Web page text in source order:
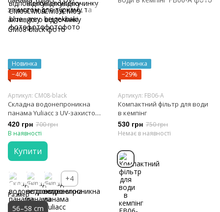
Новинка
−40%
Артикул: CM08-black
Складна водонепроникна
панама Yuliacc з UV-захистом
для туризму та активного
відпочинку
420 грн 700 грн
В наявності
Купити
+4
Размер
56–58 cm
Новинка
−29%
Артикул: FB06-A
Компактний фільтр для води
в кемпінг
530 грн 750 грн
Немає в наявності